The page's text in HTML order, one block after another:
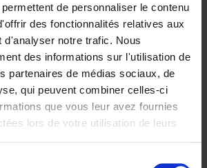
de personnaliser le contenu
des fonctionnalités relatives aux
d'analyser notre trafic. Nous
des informations sur l'utilisation de
partenaires de médias sociaux, de
qui peuvent combiner celles-ci
que vous leur avez fournies
lors de votre utilisation de leurs
Optichannel Retail. Beyond
the Digital Hysteria
Gino Van Ossel
Autre finition
2019 350
€29,99